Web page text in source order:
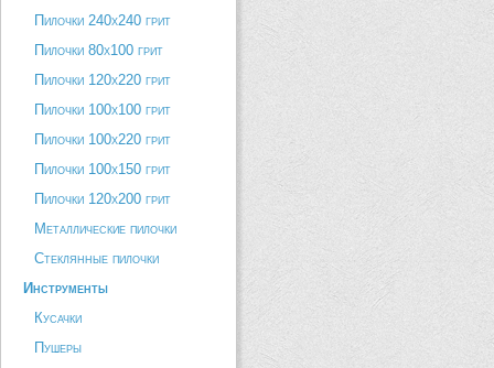
Пилочки 240х240 грит
Пилочки 80х100 грит
Пилочки 120х220 грит
Пилочки 100х100 грит
Пилочки 100х220 грит
Пилочки 100х150 грит
Пилочки 120х200 грит
Металлические пилочки
Стеклянные пилочки
Инструменты
Кусачки
Пушеры